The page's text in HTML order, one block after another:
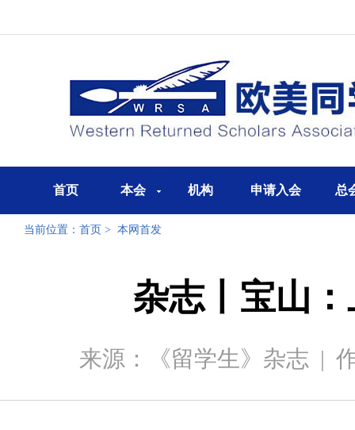
首页 本会 机构 申请入会 总
当前位置： 首页 > 本网首发
杂志丨宝山
来源：《留学生》杂志 |